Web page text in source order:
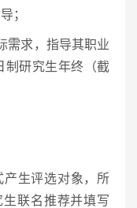
；
需求，指导其职业
制研究生年终（截
产生评选对象，所
联名推荐并填写